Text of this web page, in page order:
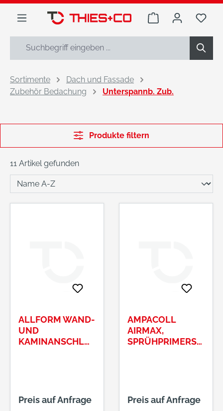
springen
Warenkorb Du
Sortimente
Dach und Fassade
Zubehör Bedachung
Unterspannb. Zub.
Produkte filtern
11 Artikel gefunden
ALLFORM WAND-
UND
KAMINANSCHLU
LISSIERT
Preis auf Anfrage
AMPACOLL
AIRMAX,
SPRÜHPRIMERSP
Preis auf Anfrage